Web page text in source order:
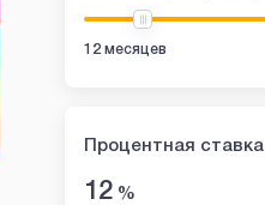
12 месяцев
Процентная ставка
12 %